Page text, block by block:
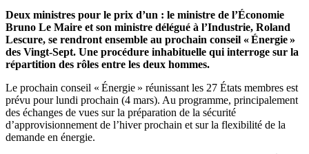
Deux ministres pour le prix d’un : le ministre de l’Économie
Bruno Le Maire et son ministre délégué à l’Industrie, Roland
Lescure, se rendront ensemble au prochain conseil « Énergie »
des Vingt-Sept. Une procédure inhabituelle qui interroge sur la
répartition des rôles entre les deux hommes.
Le prochain conseil « Énergie » réunissant les 27 États membres est
prévu pour lundi prochain (4 mars). Au programme, principalement
des échanges de vues sur la préparation de la sécurité
d’approvisionnement de l’hiver prochain et sur la flexibilité de la
demande en énergie.